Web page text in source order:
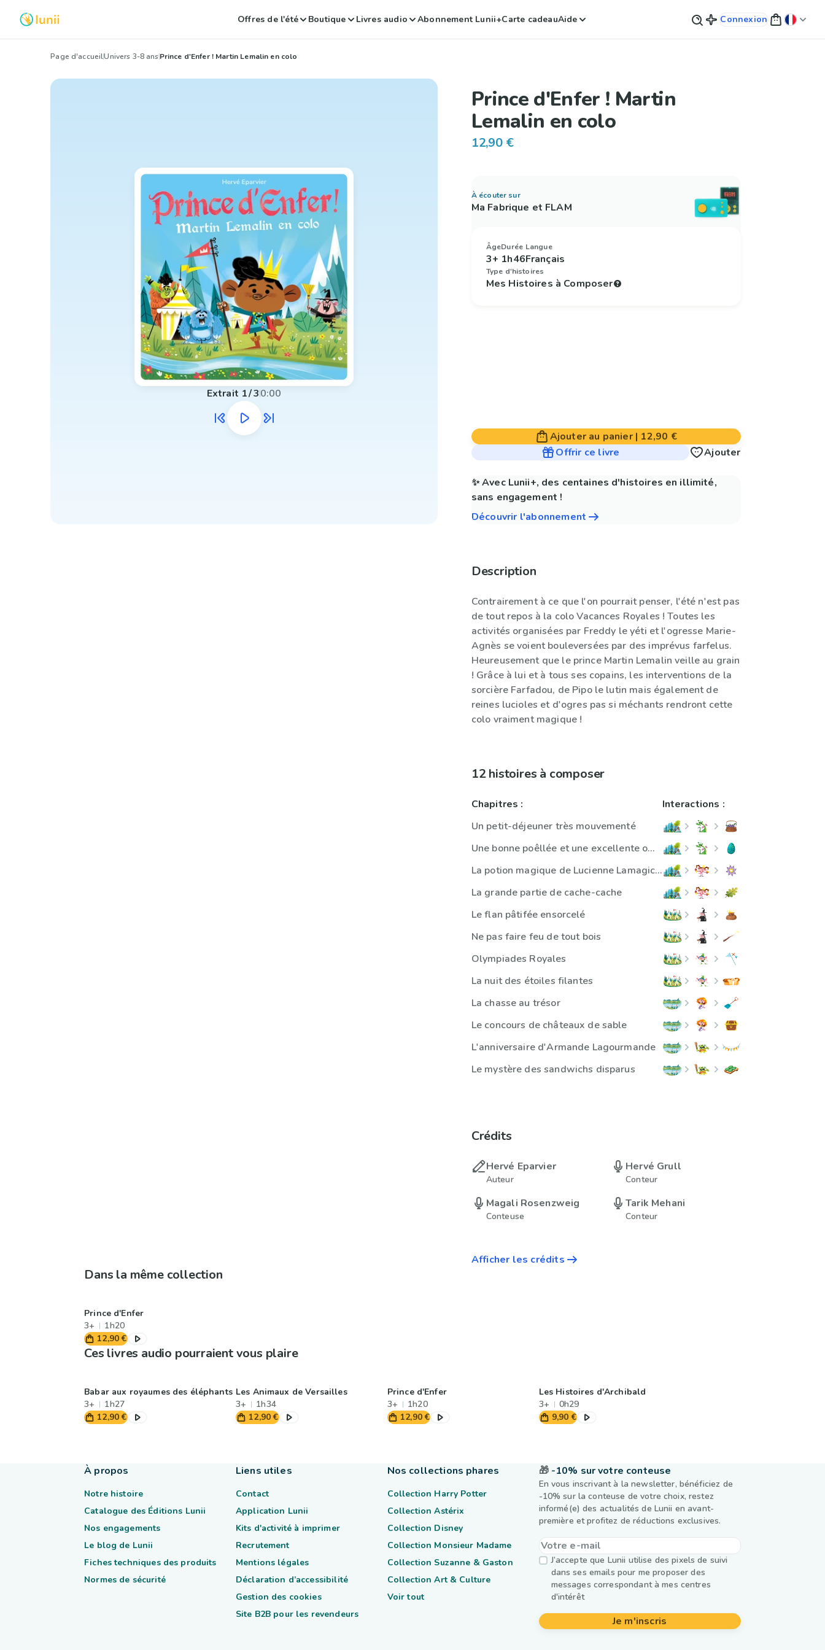
Offres de l'été Boutique Livres audio Abonnement Lunii+Carte cadeauAide Connexion
Page d'accueilUnivers 3-8 ansPrince d'Enfer ! Martin Lemalin en colo
Extrait 1/30:00
Prince d'Enfer ! Martin
Lemalin en colo
12,90 €
À écouter sur
Ma Fabrique et FLAM
Âge
3+
Durée
1h46
Langue
Français
Type d'histoires
Mes Histoires à Composer
Ajouter au panier| 12,90 €
Offrir ce livre
Ajouter
✨ Avec Lunii+, des centaines d'histoires en illimité,
sans engagement !
Découvrir l'abonnement
Description
Contrairement à ce que l'on pourrait penser, l'été n'est pas
de tout repos à la colo Vacances Royales ! Toutes les
activités organisées par Freddy le yéti et l'ogresse Marie-
Agnès se voient bouleversées par des imprévus farfelus.
Heureusement que le prince Martin Lemalin veille au grain
! Grâce à lui et à tous ses copains, les interventions de la
sorcière Farfadou, de Pipo le lutin mais également de
reines lucioles et d'ogres pas si méchants rendront cette
colo vraiment magique !
12 histoires à composer
Chapitres :
Un petit-déjeuner très mouvementé
Une bonne poêllée et une excellente omelette
La potion magique de Lucienne Lamagicienne
La grande partie de cache-cache
Le flan pâtifée ensorcelé
Ne pas faire feu de tout bois
Olympiades Royales
La nuit des étoiles filantes
La chasse au trésor
Le concours de châteaux de sable
L'anniversaire d'Armande Lagourmande
Le mystère des sandwichs disparus
Interactions :
Crédits
Hervé Eparvier
Auteur
Hervé Grull
Conteur
Magali Rosenzweig
Conteuse
Tarik Mehani
Conteur
Afficher les crédits
Dans la même collection
Prince d'Enfer
3+
1h20
12,90 €
Ces livres audio pourraient vous plaire
Babar aux royaumes des éléphants
3+
1h27
12,90 €
Les Animaux de Versailles
3+
1h34
12,90 €
Prince d'Enfer
3+
1h20
12,90 €
Les Histoires d'Archibald
3+
0h29
9,90 €
🎁 -10% sur votre conteuse
En vous inscrivant à la newsletter, bénéficiez de
-10% sur la conteuse de votre choix, restez
informé(e) des actualités de Lunii en avant-
première et profitez de réductions exclusives.
J’accepte que Lunii utilise des pixels de suivi
dans ses emails pour me proposer des
messages correspondant à mes centres
d'intérêt
Je m'inscris
À propos
Notre histoire
Catalogue des Éditions Lunii
Nos engagements
Le blog de Lunii
Fiches techniques des produits
Normes de sécurité
Liens utiles
Contact
Application Lunii
Kits d'activité à imprimer
Recrutement
Mentions légales
Déclaration d’accessibilité
Gestion des cookies
Site B2B pour les revendeurs
Nos collections phares
Collection Harry Potter
Collection Astérix
Collection Disney
Collection Monsieur Madame
Collection Suzanne & Gaston
Collection Art & Culture
Voir tout